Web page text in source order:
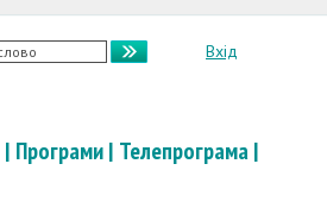
Вхід
| Програми| Телепрограма|